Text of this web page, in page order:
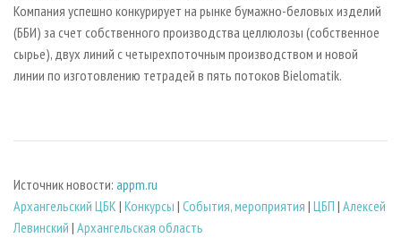
Компания успешно конкурирует на рынке бумажно-беловых изделий
(ББИ) за счет собственного производства целлюлозы (собственное
сырье), двух линий с четырехпоточным производством и новой
линии по изготовлению тетрадей в пять потоков Bielomatik.
Источник новости: appm.ru
Архангельский ЦБК | Конкурсы | События, мероприятия | ЦБП | Алексей
Левинский | Архангельская область